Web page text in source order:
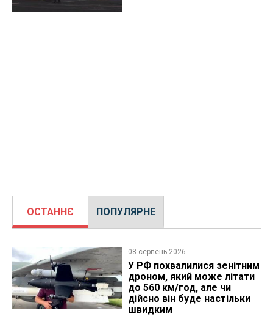
ОСТАННЄ ПОПУЛЯРНЕ
08 серпень 2026
У РФ похвалилися зенітним
дроном, який може літати
до 560 км/год, але чи
дійсно він буде настільки
швидким